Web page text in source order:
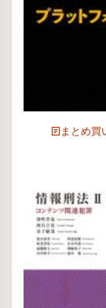
まとめ買